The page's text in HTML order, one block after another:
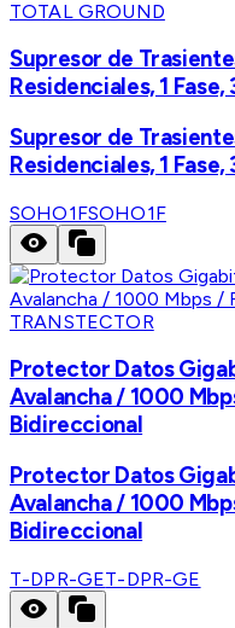
TOTAL GROUND
Supresor de
Residenciales, 1 Fase,
Supresor de
Residenciales, 1 Fase,
SOHO1FSOHO1F
TRANSTECTOR
Protector Datos
Avalancha / 1000
Bidireccional
Protector Datos
Avalancha / 1000
Bidireccional
T-DPR-GET-DPR-GE